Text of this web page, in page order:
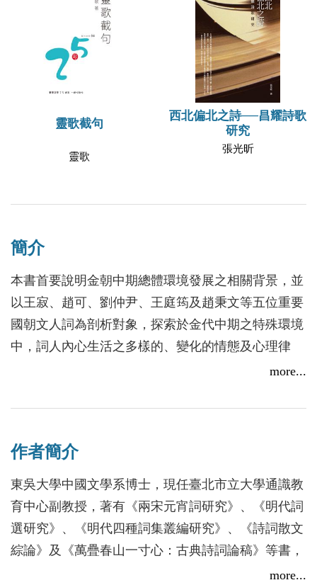
靈歌截句
靈歌
西北偏北之詩──昌耀詩歌
研究
張光昕
簡介
本書首要說明金朝中期總體環境發展之相關背景，並
以王寂、趙可、劉仲尹、王庭筠及趙秉文等五位重要
國朝文人詞為剖析對象，探索於金代中期之特殊環境
中，詞人內心生活之多樣的、變化的情態及心理律
動。全書將悉體文人自我情懷與興會雅意之涵泳作為
導引，進而探索群體共有之心態結構；層層遞進，由
詞人創作心態之脈絡，使中國詞史之拼圖得以更加完
整。
more...
作者簡介
東吳大學中國文學系博士，現任臺北市立大學通識教
育中心副教授，著有《兩宋元宵詞研究》、《明代詞
選研究》、《明代四種詞集叢編研究》、《詩詞散文
綜論》及《萬疊春山一寸心：古典詩詞論稿》等書，
more...